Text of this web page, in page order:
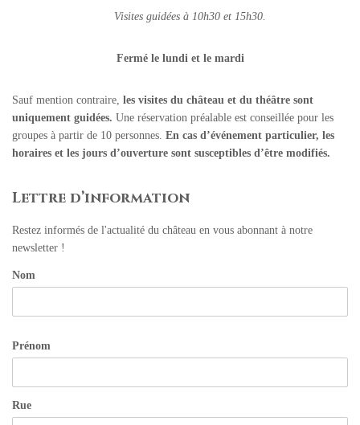
Visites guidées à 10h30 et 15h30.
Fermé le lundi et le mardi
Sauf mention contraire, les visites du château et du théâtre sont
uniquement guidées. Une réservation préalable est conseillée pour les
groupes à partir de 10 personnes. En cas d’événement particulier, les
horaires et les jours d’ouverture sont susceptibles d’être modifiés.
Lettre d’information
Restez informés de l'actualité du château en vous abonnant à notre
newsletter !
Nom
Prénom
Rue